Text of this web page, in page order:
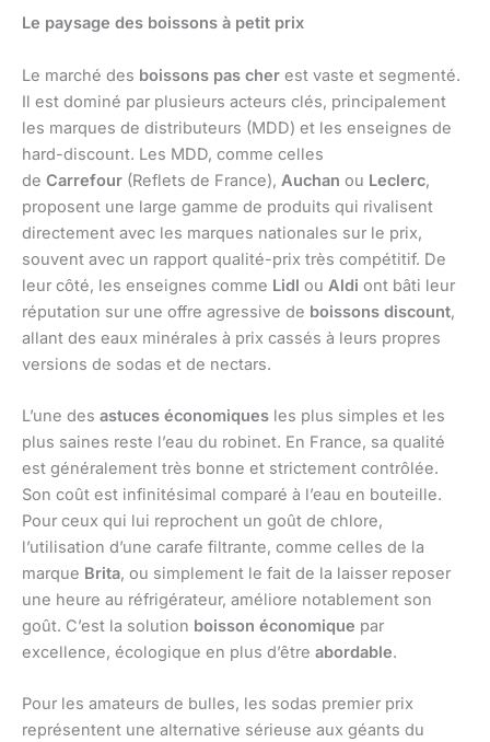
Le paysage des boissons à petit prix
Le marché des boissons pas cher est vaste et segmenté.
Il est dominé par plusieurs acteurs clés, principalement
les marques de distributeurs (MDD) et les enseignes de
hard-discount. Les MDD, comme celles
de Carrefour (Reflets de France), Auchan ou Leclerc,
proposent une large gamme de produits qui rivalisent
directement avec les marques nationales sur le prix,
souvent avec un rapport qualité-prix très compétitif. De
leur côté, les enseignes comme Lidl ou Aldi ont bâti leur
réputation sur une offre agressive de boissons discount,
allant des eaux minérales à prix cassés à leurs propres
versions de sodas et de nectars.
L’une des astuces économiques les plus simples et les
plus saines reste l’eau du robinet. En France, sa qualité
est généralement très bonne et strictement contrôlée.
Son coût est infinitésimal comparé à l’eau en bouteille.
Pour ceux qui lui reprochent un goût de chlore,
l’utilisation d’une carafe filtrante, comme celles de la
marque Brita, ou simplement le fait de la laisser reposer
une heure au réfrigérateur, améliore notablement son
goût. C’est la solution boisson économique par
excellence, écologique en plus d’être abordable.
Pour les amateurs de bulles, les sodas premier prix
représentent une alternative sérieuse aux géants du